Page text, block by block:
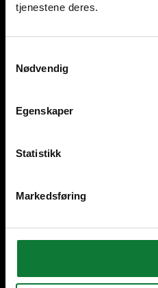
tjenestene deres.
Nødvendig
Egenskaper
Statistikk
Markedsføring